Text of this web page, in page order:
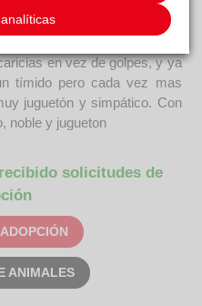
Asustado, temeroso de
en vez de golpes, y ya
tímido pero cada vez mas
juguetón y simpático. Con
noble y jugueton
solicitudes de
ANIMALES